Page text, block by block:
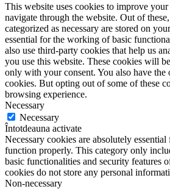
This website uses cookies to improve
navigate through the website. Out of
categorized as necessary are stored on
essential for the working of basic
also use third-party cookies that help us
you use this website. These cookies will
only with your consent. You also have the
cookies. But opting out of some of these
browsing experience.
Necessary
Necessary
Întotdeauna activate
Necessary cookies are absolutely
function properly. This category only
basic functionalities and security features
cookies do not store any personal
Non-necessary